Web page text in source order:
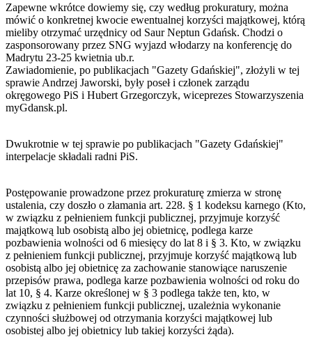
Zapewne wkrótce dowiemy się, czy według prokuratury, można
mówić o konkretnej kwocie ewentualnej korzyści majątkowej, którą
mieliby otrzymać urzędnicy od Saur Neptun Gdańsk. Chodzi o
zasponsorowany przez SNG wyjazd włodarzy na konferencję do
Madrytu 23-25 kwietnia ub.r.
Zawiadomienie, po publikacjach "Gazety Gdańskiej", złożyli w tej
sprawie Andrzej Jaworski, były poseł i członek zarządu
okręgowego PiS i Hubert Grzegorczyk, wiceprezes Stowarzyszenia
myGdansk.pl.
Dwukrotnie w tej sprawie po publikacjach "Gazety Gdańskiej"
interpelacje składali radni PiS.
Postępowanie prowadzone przez prokuraturę zmierza w stronę
ustalenia, czy doszło o złamania art. 228. § 1 kodeksu karnego (Kto,
w związku z pełnieniem funkcji publicznej, przyjmuje korzyść
majątkową lub osobistą albo jej obietnicę, podlega karze
pozbawienia wolności od 6 miesięcy do lat 8 i § 3. Kto, w związku
z pełnieniem funkcji publicznej, przyjmuje korzyść majątkową lub
osobistą albo jej obietnicę za zachowanie stanowiące naruszenie
przepisów prawa, podlega karze pozbawienia wolności od roku do
lat 10, § 4. Karze określonej w § 3 podlega także ten, kto, w
związku z pełnieniem funkcji publicznej, uzależnia wykonanie
czynności służbowej od otrzymania korzyści majątkowej lub
osobistej albo jej obietnicy lub takiej korzyści żąda).